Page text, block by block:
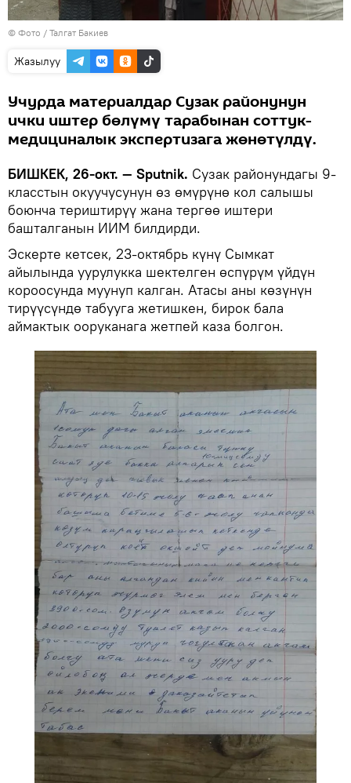
© Фото / Талгат Бакиев
Жазылуу
Учурда материалдар Сузак районунун
ички иштер бөлүмү тарабынан соттук-
медициналык экспертизага жөнөтүлдү.
БИШКЕК, 26-окт. — Sputnik. Сузак районундагы 9-
класстын окуучусунун өз өмүрүнө кол салышы
боюнча териштирүү жана тергөө иштери
башталганын ИИМ билдирди.
Эскерте кетсек, 23-октябрь күнү Сымкат
айылында уурулукка шектелген өспүрүм үйдүн
короосунда муунуп калган. Атасы аны көзүнүн
тирүүсүндө табууга жетишкен, бирок бала
аймактык ооруканага жетпей каза болгон.